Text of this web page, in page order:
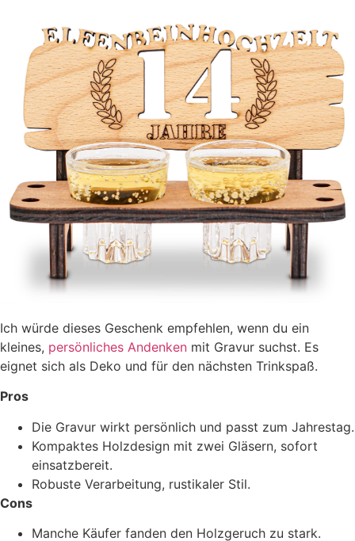
Ich würde dieses Geschenk empfehlen, wenn du ein
kleines, persönliches Andenken mit Gravur suchst. Es
eignet sich als Deko und für den nächsten Trinkspaß.
Pros
Die Gravur wirkt persönlich und passt zum Jahrestag.
Kompaktes Holzdesign mit zwei Gläsern, sofort
einsatzbereit.
Robuste Verarbeitung, rustikaler Stil.
Cons
Manche Käufer fanden den Holzgeruch zu stark.